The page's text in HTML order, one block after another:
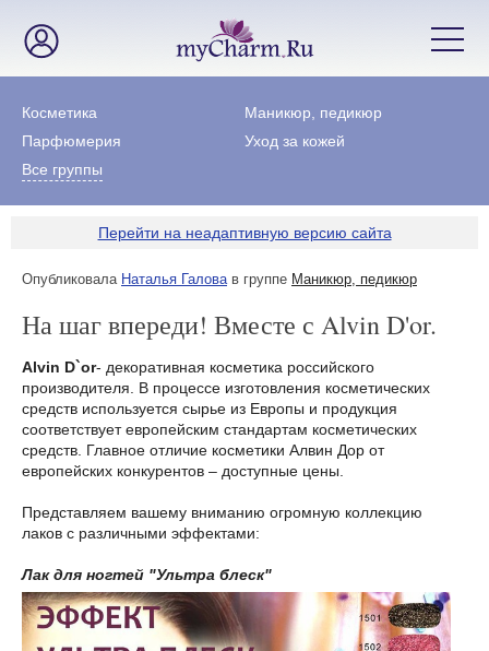
Косметика
Маникюр, педикюр
Парфюмерия
Уход за кожей
Все группы
Перейти на неадаптивную версию сайта
Опубликовала Наталья Галовав группе Маникюр, педикюр
На шаг впереди! Вместе с Alvin D'or.
Alvin D`or- декоративная косметика российского
производителя. В процессе изготовления косметических
средств используется сырье из Европы и продукция
соответствует европейским стандартам косметических
средств. Главное отличие косметики Алвин Дор от
европейских конкурентов – доступные цены.
Представляем вашему вниманию огромную коллекцию
лаков с различными эффектами:
Лак для ногтей "Ультра блеск"